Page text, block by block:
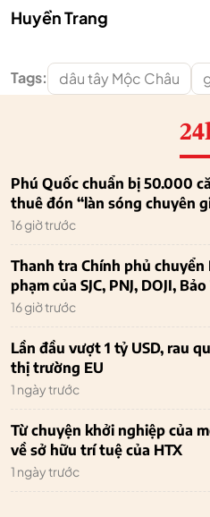
Huyền Trang
Tags: dâu tây Mộc Châu
Phú Quốc chuẩn bị 50.000
thuê đón “làn sóng chuyên
16 giờ trước
Thanh tra Chính phủ chuyển
phạm của SJC, PNJ, DOJI,
16 giờ trước
Lần đầu vượt 1 tỷ USD, rau
thị trường EU
1 ngày trước
Từ chuyện khởi nghiệp của
về sở hữu trí tuệ của HTX
1 ngày trước